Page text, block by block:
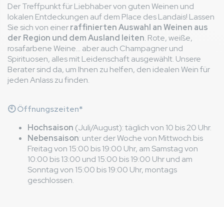
Der Treffpunkt für Liebhaber von guten Weinen und
lokalen Entdeckungen auf dem Place des Landais! Lassen
Sie sich von einerraffinierten Auswahl an Weinen aus
der Region und dem Ausland leiten. Rote, weiße,
rosafarbene Weine... aber auch Champagner und
Spirituosen, alles mit Leidenschaft ausgewählt. Unsere
Berater sind da, um Ihnen zu helfen, den idealen Wein für
jeden Anlass zu finden.
🕙 Öffnungszeiten*
Hochsaison (Juli/August): täglich von 10 bis 20 Uhr.
Nebensaison: unter der Woche von Mittwoch bis
Freitag von 15:00 bis 19:00 Uhr, am Samstag von
10:00 bis 13:00 und 15:00 bis 19:00 Uhr und am
Sonntag von 15:00 bis 19:00 Uhr, montags
geschlossen.